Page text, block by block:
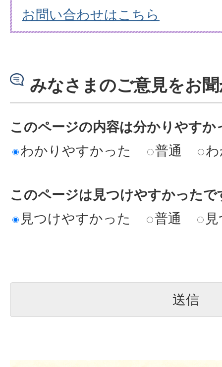
お問い合わせはこちら
みなさまのご意見をお
このページの内容は分かりやすか
わかりやすかった
普通
このページは見つけやすかったで
見つけやすかった
普通